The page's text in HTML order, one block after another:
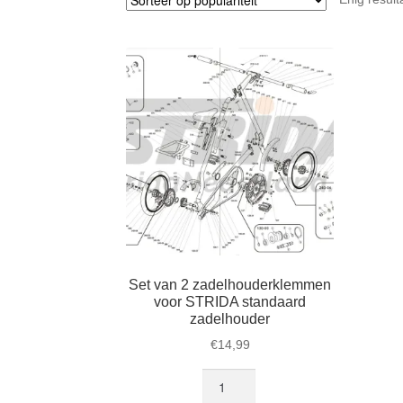
Set van 2 zadelhouderklemmen
voor STRIDA standaard
zadelhouder
€14,99